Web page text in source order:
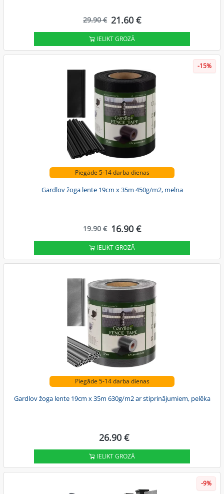
29.90 € 21.60 €
IELIKT GROZĀ
-15%
Piegāde 5-14 darba dienas
Gardlov žoga lente 19cm x 35m 450g/m2, melna
19.90 € 16.90 €
IELIKT GROZĀ
Piegāde 5-14 darba dienas
Gardlov žoga lente 19cm x 35m 630g/m2 ar stiprinājumiem, pelēka
26.90 €
IELIKT GROZĀ
-9%